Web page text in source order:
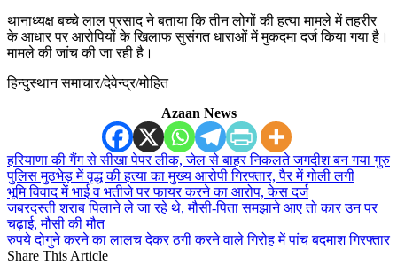
थानाध्यक्ष बच्चे लाल प्रसाद ने बताया कि तीन लोगों की हत्या मामले में तहरीर
के आधार पर आरोपियों के खिलाफ सुसंगत धाराओं में मुकदमा दर्ज किया गया है।
मामले की जांच की जा रही है।
हिन्दुस्थान समाचार/देवेन्द्र/मोहित
Azaan News
हरियाणा की गैंग से सीखा पेपर लीक, जेल से बाहर निकलते जगदीश बन गया गुरु
पुलिस मुठभेड़ में वृद्ध की हत्या का मुख्य आरोपी गिरफ्तार, पैर में गोली लगी
भूमि विवाद में भाई व भतीजे पर फायर करने का आरोप, केस दर्ज
जबरदस्ती शराब पिलाने ले जा रहे थे, मौसी-पिता समझाने आए तो कार उन पर
चढ़ाई, मौसी की मौत
रुपये दोगुने करने का लालच देकर ठगी करने वाले गिरोह में पांच बदमाश गिरफ्तार
Share This Article